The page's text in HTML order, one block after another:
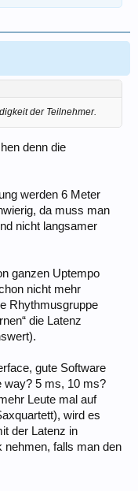
der Teilnehmer.
denn die
werden 6 Meter
da muss man
nicht langsamer
ganzen Uptempo
nicht mehr
Rhythmusgruppe
die Latenz
gute Software
way? 5 ms, 10 ms?
Leute mal auf
wird es
der Latenz in
nehmen, falls man den